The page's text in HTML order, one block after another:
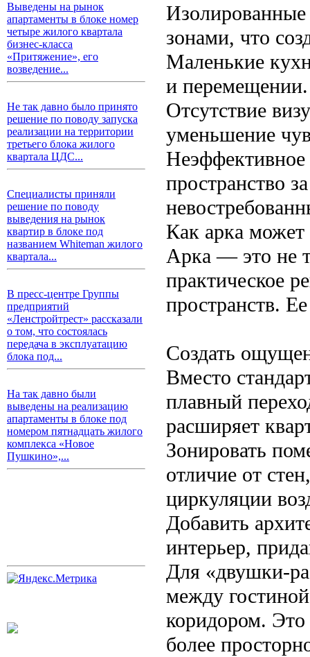
Выведены на рынок
апартаменты в блоке номер
четыре жилого квартала
бизнес-класса
«Притяжение», его
возведение...
Не так давно было принято
решение по поводу запуска
реализации на территории
третьего блока жилого
квартала ЦДС...
Специалисты приняли
решение по поводу
выведения на рынок
квартир в блоке под
названием Whiteman жилого
квартала...
В пресс-центре Группы
предприятий
«Ленстройтрест» рассказали
о том, что состоялась
передача в эксплуатацию
блока под...
На так давно были
выведены на реализацию
апартаменты в блоке под
номером пятнадцать жилого
комплекса «Новое
Пушкино»,...
зонами, что
Маленькие
и перемещении.
Отсутствие
уменьшение
Неэффективное
пространство
Как арка
Арка — это не
практическое
пространств.
Создать
Вместо
плавный
расширяет
Зонировать
отличие от
циркуляции
Добавить
интерьер,
Для «двушки-
между
коридором.
более